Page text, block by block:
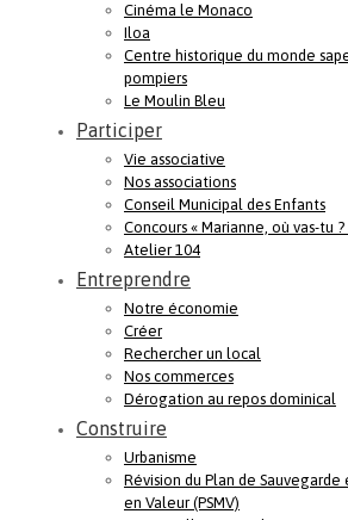
Cinéma le Monaco
Iloa
Centre historique du monde
pompiers
Le Moulin Bleu
Participer
Vie associative
Nos associations
Conseil Municipal des Enfants
Concours « Marianne, où vas-tu ?
Atelier 104
Entreprendre
Notre économie
Créer
Rechercher un local
Nos commerces
Dérogation au repos dominical
Construire
Urbanisme
Révision du Plan de Sauvegarde
en Valeur (PSMV)